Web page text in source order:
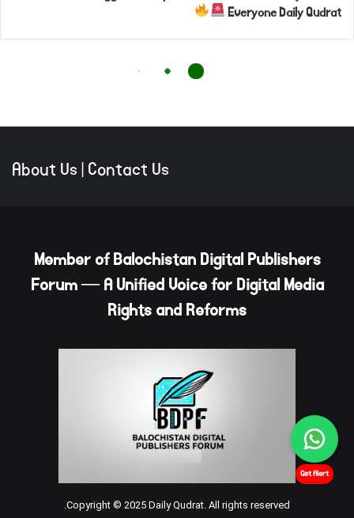
About Us|Contact Us
Member of Balochistan Digital Publishers
Forum — A Unified Voice for Digital Media
Rights and Reforms
Copyright © 2025 Daily Qudrat. All rights reserved.
Get Alert